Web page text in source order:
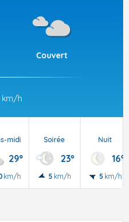
Couvert
km/h
midi
29°
km/h
Soirée
23°
5 km/h
Nuit
16°
5 km/h